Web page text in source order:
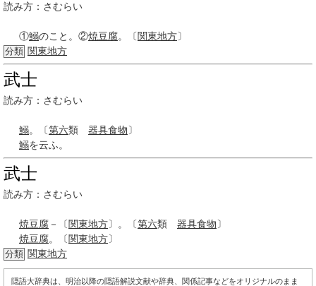
読み方：さむらい
①鰯のこと。②焼豆腐。〔関東地方〕
分類 関東地方
武士
読み方：さむらい
鰯。〔第六類 器具食物〕
鰯を云ふ。
武士
読み方：さむらい
焼豆腐 －〔関東地方〕。〔第六類 器具食物〕
焼豆腐。〔関東地方〕
分類 関東地方
隠語大辞典は、明治以降の隠語解説文献や辞典、関係記事などをオリジナルのまま